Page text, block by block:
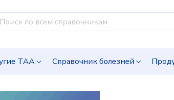
ТАА Справочник болезней